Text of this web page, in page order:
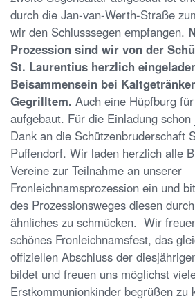
durch die Jan-van-Werth-Straße
wir den Schlusssegen empfangen.
Prozession sind wir von der
St. Laurentius herzlich
Beisammensein bei
Gegrilltem. Auch eine Hüpfburg
aufgebaut. Für die Einladung
Dank an die Schützenbruderschaft
Puffendorf. Wir laden herzlich alle
Vereine zur Teilnahme an unserer
Fronleichnamsprozession ein und
des Prozessionsweges diesen
ähnliches zu schmücken. Wir
schönes Fronleichnamsfest, das
offiziellen Abschluss der
bildet und freuen uns möglichst
Erstkommunionkinder begrüßen zu